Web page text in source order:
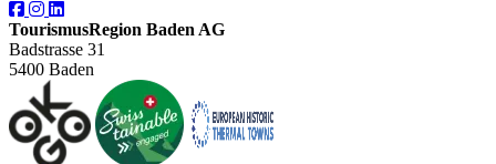
TourismusRegion Baden AG
Badstrasse 31
5400 Baden